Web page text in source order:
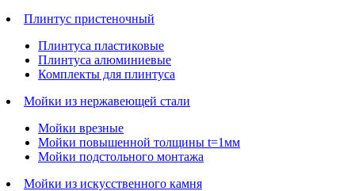
Плинтус пристеночный
Плинтуса пластиковые
Плинтуса алюминиевые
Комплекты для плинтуса
Мойки из нержавеющей стали
Мойки врезные
Мойки повышенной толщины t=1мм
Мойки подстольного монтажа
Мойки из искусственного камня